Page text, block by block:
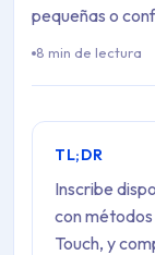
pequeñas o
8 min de lectura
TL;DR
Inscribe
con
Touch, y